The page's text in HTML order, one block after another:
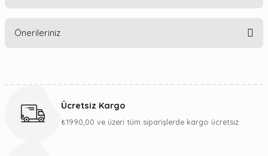
Önerileriniz
Görüş ve önerileriniz için teşekkür ederiz.
Ücretsiz Kargo
₺1990,00 ve üzeri tüm siparişlerde kargo ücretsiz